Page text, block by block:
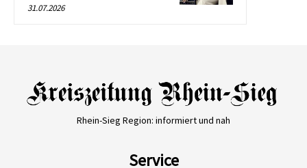
31.07.2026
Rhein-Sieg Region: informiert und nah
Service